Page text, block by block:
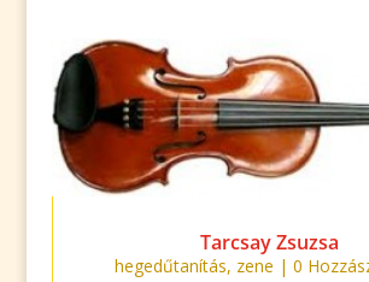
Tarcsay Zsuzsa
hegedűtanítás, zene | 0